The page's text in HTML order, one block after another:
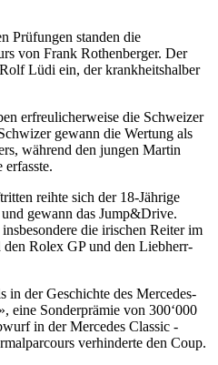
Prüfungen standen die
von Frank Rothenberger. Der
Lüdi ein, der krankheitshalber
erfreulicherweise die Schweizer
gewann die Wertung als
während den jungen Martin
erfasste.
reihte sich der 18-Jährige
gewann das Jump&Drive.
die irischen Reiter im
Rolex GP und den Liebherr-
in der Geschichte des Mercedes-
eine Sonderprämie von 300‘000
in der Mercedes Classic -
verhinderte den Coup.